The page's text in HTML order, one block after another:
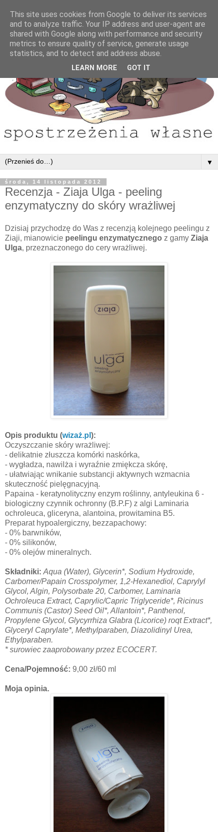
▼
środa, 14 listopada 2012
Recenzja - Ziaja Ulga - peeling
enzymatyczny do skóry wrażliwej
Dzisiaj przychodzę do Was z recenzją kolejnego peelingu z
Ziaji, mianowicie peelingu enzymatycznego z gamy Ziaja
Ulga, przeznaczonego do cery wrażliwej.
Opis produktu (wizaż.pl ):
Oczyszczanie skóry wrażliwej:
- delikatnie złuszcza komórki naskórka,
- wygładza, nawilża i wyraźnie zmiękcza skórę,
- ułatwiając wnikanie substancji aktywnych wzmacnia
skuteczność pielęgnacyjną.
Papaina - keratynolityczny enzym roślinny, antyleukina 6 -
biologiczny czynnik ochronny (B.P.F) z algi Laminaria
ochroleuca, gliceryna, alantoina, prowitamina B5.
Preparat hypoalergiczny, bezzapachowy:
- 0% barwników,
- 0% silikonów,
- 0% olejów mineralnych.
Składniki: Aqua (Water), Glycerin*, Sodium Hydroxide,
Carbomer/Papain Crosspolymer, 1,2-Hexanediol, Caprylyl
Glycol, Algin, Polysorbate 20, Carbomer, Laminaria
Ochroleuca Extract, Caprylic/Capric Triglyceride*, Ricinus
Communis (Castor) Seed Oil*, Allantoin*, Panthenol,
Propylene Glycol, Glycyrrhiza Glabra (Licorice) roqt Extract*,
Glyceryl Caprylate*, Methylparaben, Diazolidinyl Urea,
Ethylparaben.
* surowiec zaaprobowany przez ECOCERT.
Cena/Pojemność: 9,00 zł/60 ml
Moja opinia.
This site uses cookies from Google to deliver its services
and to analyze traffic. Your IP address and user-agent are
shared with Google along with performance and security
metrics to ensure quality of service, generate usage
statistics, and to detect and address abuse.
LEARN MORE GOT IT